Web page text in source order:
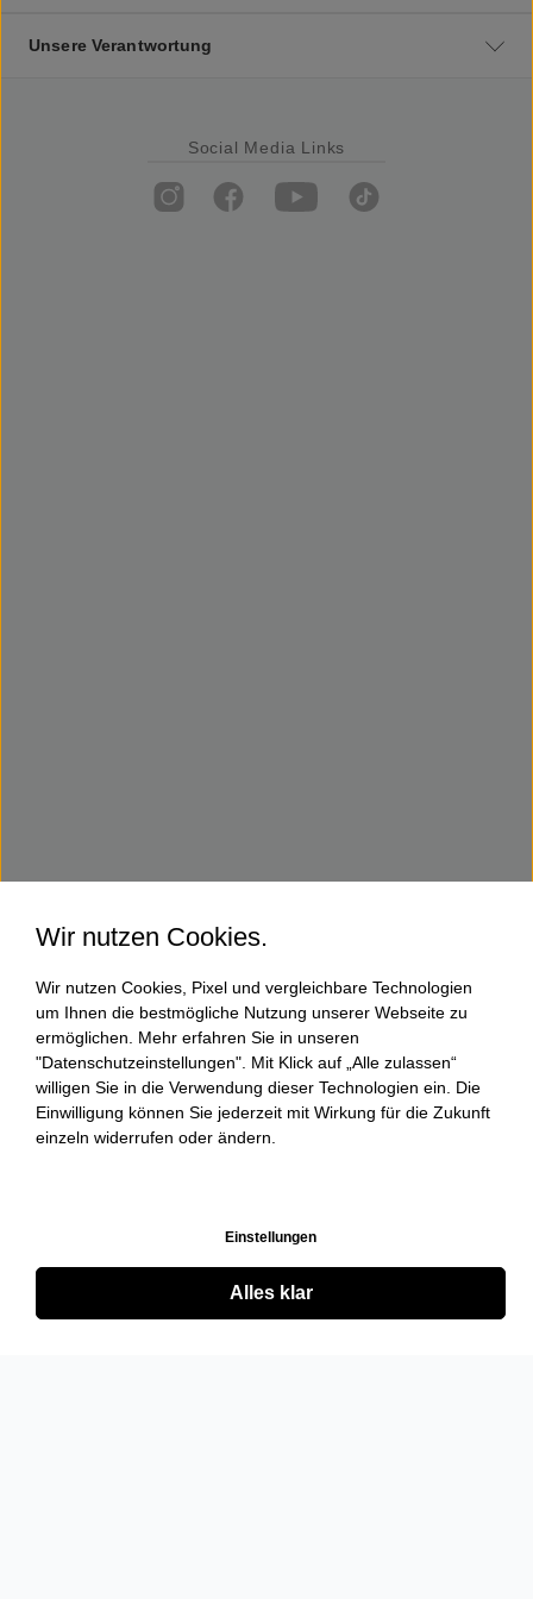
Unsere Verantwortung
Social Media Links
Wir nutzen Cookies.
Wir nutzen Cookies, Pixel und vergleichbare Technologien
um Ihnen die bestmögliche Nutzung unserer Webseite zu
ermöglichen. Mehr erfahren Sie in unseren
"Datenschutzeinstellungen". Mit Klick auf „Alle zulassen“
willigen Sie in die Verwendung dieser Technologien ein. Die
Einwilligung können Sie jederzeit mit Wirkung für die Zukunft
einzeln widerrufen oder ändern.
Einstellungen
Alles klar